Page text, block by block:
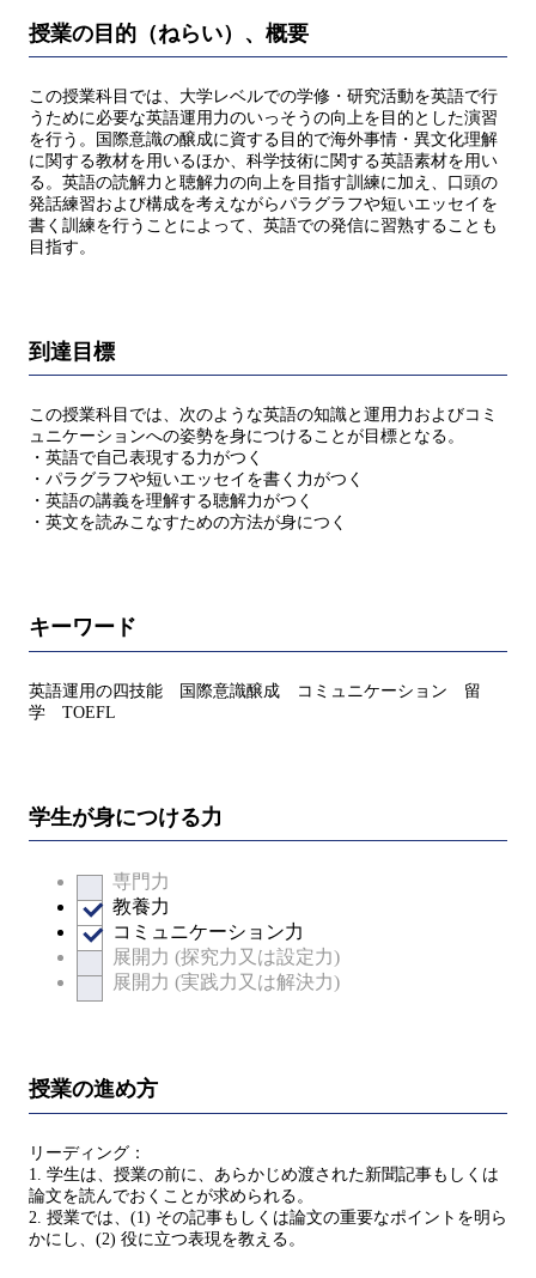
授業の目的（ねらい）、概要
この授業科目では、大学レベルでの学修・研究活動を英語で行
うために必要な英語運用力のいっそうの向上を目的とした演習
を行う。国際意識の醸成に資する目的で海外事情・異文化理解
に関する教材を用いるほか、科学技術に関する英語素材を用い
る。英語の読解力と聴解力の向上を目指す訓練に加え、口頭の
発話練習および構成を考えながらパラグラフや短いエッセイを
書く訓練を行うことによって、英語での発信に習熟することも
目指す。
到達目標
この授業科目では、次のような英語の知識と運用力およびコミ
ュニケーションへの姿勢を身につけることが目標となる。
・英語で自己表現する力がつく
・パラグラフや短いエッセイを書く力がつく
・英語の講義を理解する聴解力がつく
・英文を読みこなすための方法が身につく
キーワード
英語運用の四技能 国際意識醸成 コミュニケーション 留
学 TOEFL
学生が身につける力
専門力
教養力
コミュニケーション力
展開力 (探究力又は設定力)
展開力 (実践力又は解決力)
授業の進め方
リーディング：
1. 学生は、授業の前に、あらかじめ渡された新聞記事もしくは
論文を読んでおくことが求められる。
2. 授業では、(1) その記事もしくは論文の重要なポイントを明ら
かにし、(2) 役に立つ表現を教える。